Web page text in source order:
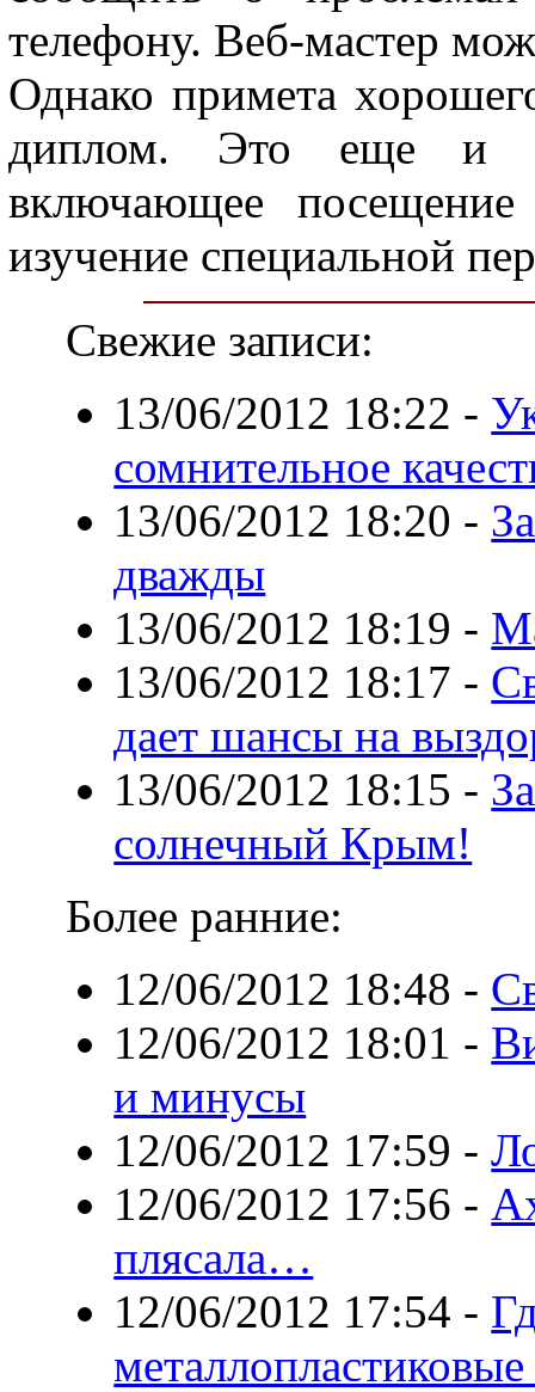
телефону. Веб-мастер
Однако примета
диплом. Это еще и
включающее
изучение специальной
Свежие записи:
13/06/2012 18:22 -
сомнительное
13/06/2012 18:20 -
дважды
13/06/2012 18:19 -
13/06/2012 18:17 -
дает шансы на
13/06/2012 18:15 -
солнечный Крым!
Более ранние:
12/06/2012 18:48 -
12/06/2012 18:01 -
и минусы
12/06/2012 17:59 -
12/06/2012 17:56 -
плясала…
12/06/2012 17:54 -